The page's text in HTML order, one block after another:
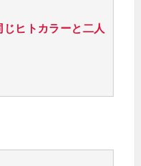
ヒトカラーと二人